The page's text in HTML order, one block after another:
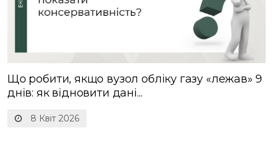
8 Квіт 2026
Що робити, якщо вузол обліку газу «лежав» 9
днів: як відновити дані...